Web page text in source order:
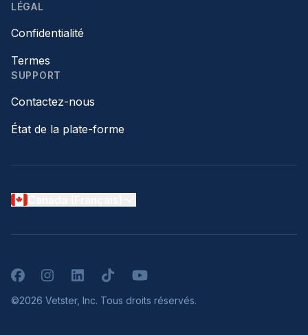
LÉGAL
Confidentialité
Termes
SUPPORT
Contactez-nous
État de la plate-forme
FacebookInstagramLinkedInTikTokYouTube
©2026 Vetster, Inc. Tous droits réservés.